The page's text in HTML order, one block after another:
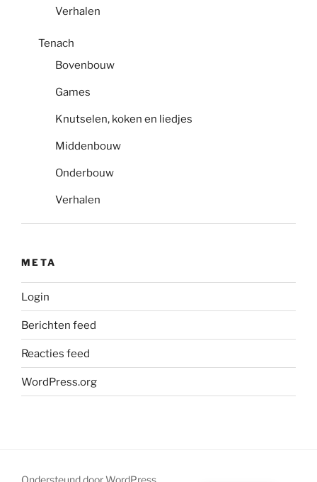
Verhalen
Tenach
Bovenbouw
Games
Knutselen, koken en liedjes
Middenbouw
Onderbouw
Verhalen
META
Login
Berichten feed
Reacties feed
WordPress.org